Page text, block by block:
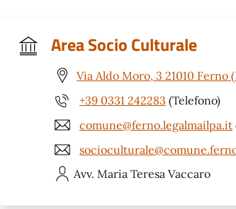
Area Socio Culturale
Via Aldo Moro, 3 21010 Ferno
+39 0331 242283 (Telefono)
comune@ferno.legalmailpa.it
Avv. Maria Teresa Vaccaro